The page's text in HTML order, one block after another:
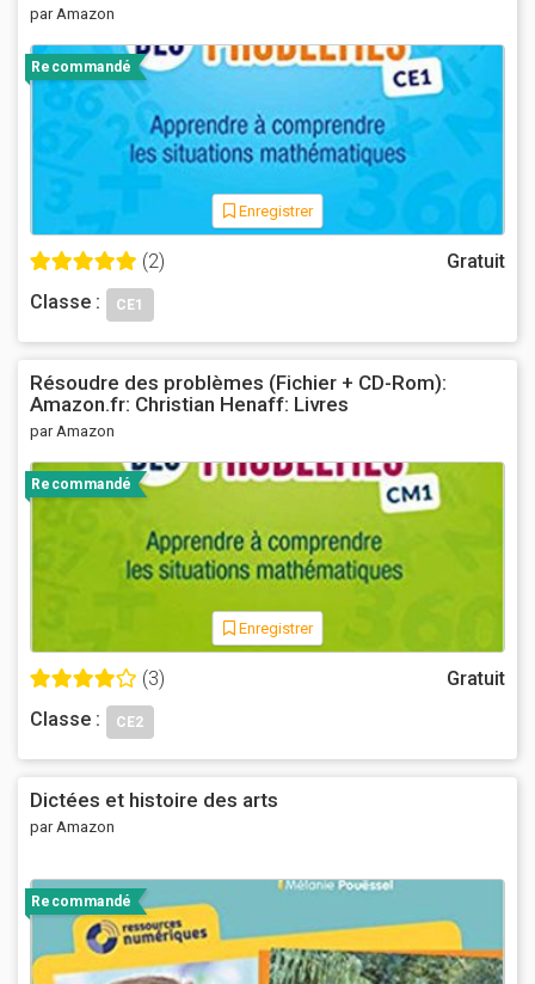
par Amazon
Recommandé
Enregistrer
(2)
Gratuit
Classe :
CE1
Résoudre des problèmes (Fichier + CD-Rom):
Amazon.fr: Christian Henaff: Livres
par Amazon
Recommandé
Enregistrer
(3)
Gratuit
Classe :
CE2
Dictées et histoire des arts
par Amazon
Recommandé